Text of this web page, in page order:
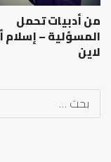
من أدبيات تحمل
المسؤلية – إسلام
لاين